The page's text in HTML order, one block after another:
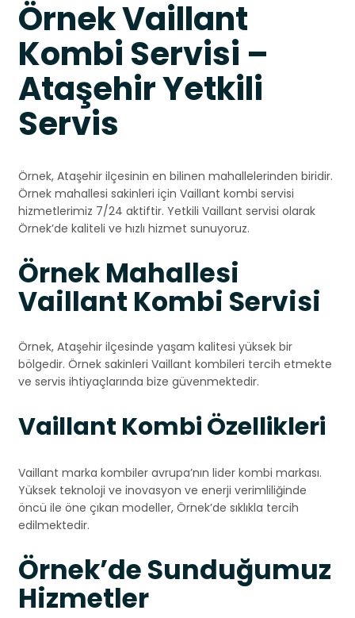
Örnek Vaillant
Kombi Servisi –
Ataşehir Yetkili
Servis
Örnek, Ataşehir ilçesinin en bilinen mahallelerinden biridir.
Örnek mahallesi sakinleri için Vaillant kombi servisi
hizmetlerimiz 7/24 aktiftir. Yetkili Vaillant servisi olarak
Örnek’de kaliteli ve hızlı hizmet sunuyoruz.
Örnek Mahallesi
Vaillant Kombi Servisi
Örnek, Ataşehir ilçesinde yaşam kalitesi yüksek bir
bölgedir. Örnek sakinleri Vaillant kombileri tercih etmekte
ve servis ihtiyaçlarında bize güvenmektedir.
Vaillant Kombi Özellikleri
Vaillant marka kombiler avrupa’nın lider kombi markası.
Yüksek teknoloji ve inovasyon ve enerji verimliliğinde
öncü ile öne çıkan modeller, Örnek’de sıklıkla tercih
edilmektedir.
Örnek’de Sunduğumuz
Hizmetler